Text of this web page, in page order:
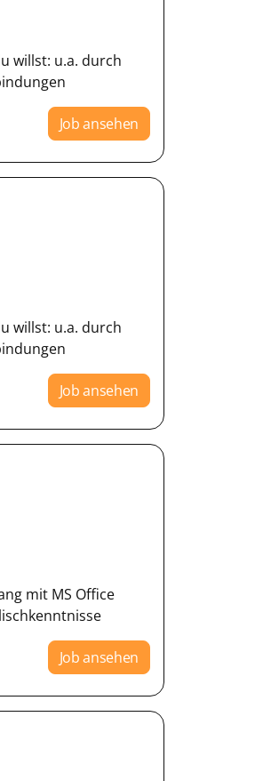
willst: u.a. durch
Job ansehen
willst: u.a. durch
Job ansehen
mit MS Office
Job ansehen